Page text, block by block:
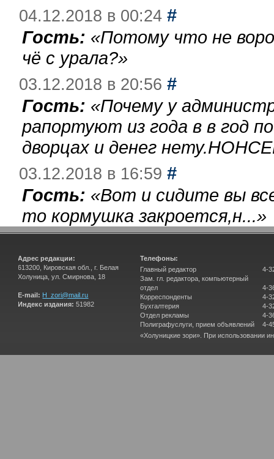
04.12.2018 в 00:24 #
Гость: «Потому что не
чё с урала?»
03.12.2018 в 20:56 #
Гость: «Почему у
рапортуют из года в в год
дворцах и денег
03.12.2018 в 16:59 #
Гость: «Вот и сидите вы
то кормушка закроется,н...»
Адрес редакции:
613200, Кировская обл., г. Белая
Холуница, ул. Смирнова, 18
E-mail: H_zori@mail.ru
Индекс издания: 51982
Телефоны:
Главный редактор
Зам. гл. редактора, компьютерный
отдел
Корреспонденты
Бухгалтерия
Отдел рекламы
Полиграфуслуги, прием объявлений
4-
4-
4-
4-
4-
4-
«Холуницкие зори». При использовании